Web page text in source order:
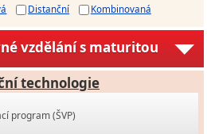
Distanční Kombinovaná
vzdělání s maturitou
technologie
program (ŠVP)